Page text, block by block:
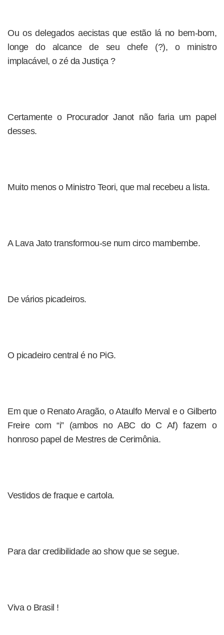
Ou os delegados aecistas que estão lá no bem-bom,
longe do alcance de seu chefe (?), o ministro
implacável, o zé da Justiça ?
Certamente o Procurador Janot não faria um papel
desses.
Muito menos o Ministro Teori, que mal recebeu a lista.
A Lava Jato transformou-se num circo mambembe.
De vários picadeiros.
O picadeiro central é no PiG.
Em que o Renato Aragão, o Ataulfo Merval e o Gilberto
Freire com “i” (ambos no ABC do C Af) fazem o
honroso papel de Mestres de Cerimônia.
Vestidos de fraque e cartola.
Para dar credibilidade ao show que se segue.
Viva o Brasil !